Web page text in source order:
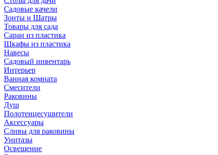
Садовые качели
Зонты и Шатры
Товары для сада
Сараи из пластика
Шкафы из пластика
Навесы
Садовый инвентарь
Интерьер
Ванная комната
Смесители
Раковины
Душ
Полотенцесушители
Аксессуары
Сливы для раковины
Унитазы
Освещение